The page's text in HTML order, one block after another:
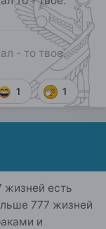
1 1
- то твое.
жизней есть
777 жизней
и